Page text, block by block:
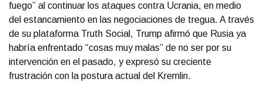
fuego” al continuar los ataques contra Ucrania, en medio
del estancamiento en las negociaciones de tregua. A través
de su plataforma Truth Social, Trump afirmó que Rusia ya
habría enfrentado “cosas muy malas” de no ser por su
intervención en el pasado, y expresó su creciente
frustración con la postura actual del Kremlin.